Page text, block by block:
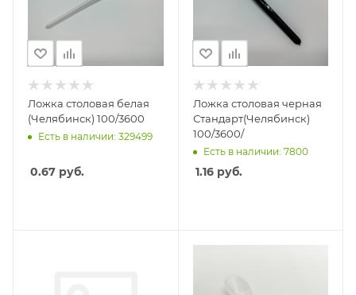
Ложка столовая белая
(Челябинск) 100/3600
Есть в наличии: 329499
0.67 руб.
Ложка столовая черная
Стандарт(Челябинск)
100/3600/
Есть в наличии: 7800
1.16руб.